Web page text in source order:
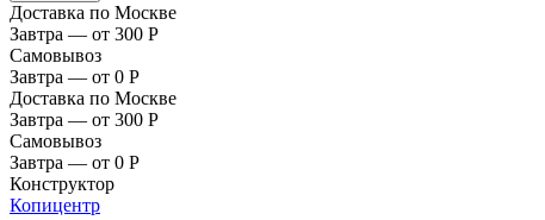
Доставка по Москве
Завтра — от 300 Р
Самовывоз
Завтра — от 0 Р
Доставка по Москве
Завтра — от 300 Р
Самовывоз
Завтра — от 0 Р
Конструктор
Копицентр